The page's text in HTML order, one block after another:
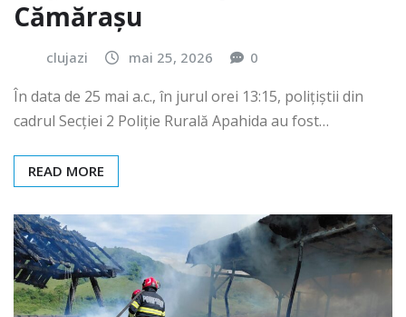
Cămărașu
clujazi mai 25, 2026 0
În data de 25 mai a.c., în jurul orei 13:15, polițiștii din
cadrul Secției 2 Poliție Rurală Apahida au fost…
READ MORE